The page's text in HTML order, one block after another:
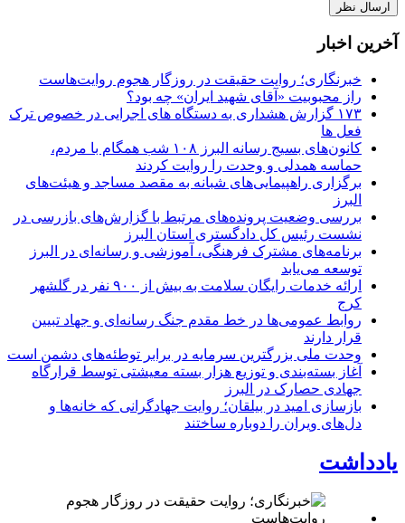
آخرین اخبار
خبرنگاری؛ روایت حقیقت در روزگار هجوم روایت‌هاست
راز محبوبیت «آقای شهید ایران» چه بود؟
۱۷۳ گزارش هشداری به دستگاه های اجرایی در خصوص ترک
فعل ها
کانون‌های بسیج رسانه البرز ۱۰۸ شب همگام با مردم،
حماسه همدلی و وحدت را روایت کردند
برگزاری راهپیمایی‌های شبانه به مقصد مساجد و هیئت‌های
البرز
بررسی وضعیت پرونده‌های مرتبط با گزارش‌های بازرسی در
نشست رئیس کل دادگستری استان البرز
برنامه‌های مشترک فرهنگی، آموزشی و رسانه‌ای در البرز
توسعه می‌یابد
ارائه خدمات رایگان سلامت به بیش از ۹۰۰ نفر در گلشهر
کرج
روابط عمومی‌ها در خط مقدم جنگ رسانه‌ای و جهاد تبیین
قرار دارند
وحدت ملی بزرگترین سرمایه در برابر توطئه‌های دشمن است
آغاز بسته‌بندی و توزیع هزار بسته معیشتی توسط قرارگاه
جهادی حصارک در البرز
بازسازی امید در بیلقان؛ روایت جهادگرانی که خانه‌ها و
دل‌های ویران را دوباره ساختند
یادداشت